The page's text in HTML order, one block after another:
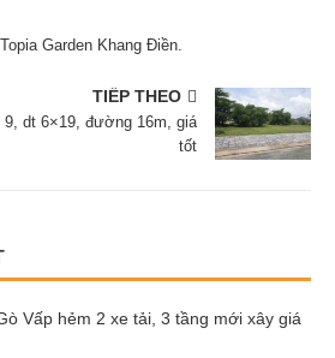
Garden Khang Điền.
TIẾP THEO
9, dt 6×19, đường 16m, giá
tốt
Vấp hẻm 2 xe tải, 3 tầng mới xây giá